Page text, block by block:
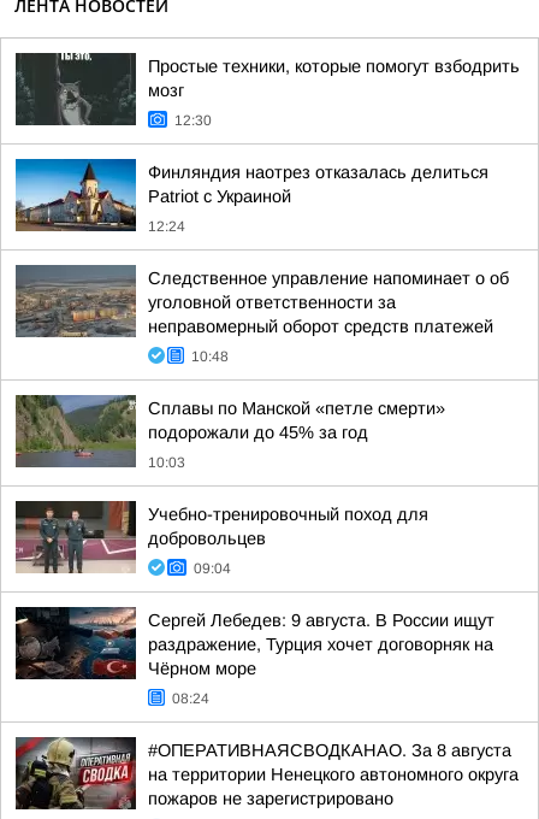
ЛЕНТА НОВОСТЕЙ
Простые техники, которые помогут взбодрить
мозг
12:30
Финляндия наотрез отказалась делиться
Patriot с Украиной
12:24
Следственное управление напоминает о об
уголовной ответственности за
неправомерный оборот средств платежей
10:48
Сплавы по Манской «петле смерти»
подорожали до 45% за год
10:03
Учебно-тренировочный поход для
добровольцев
09:04
Сергей Лебедев: 9 августа. В России ищут
раздражение, Турция хочет договорняк на
Чёрном море
08:24
#ОПЕРАТИВНАЯСВОДКАНАО. За 8 августа
на территории Ненецкого автономного округа
пожаров не зарегистрировано